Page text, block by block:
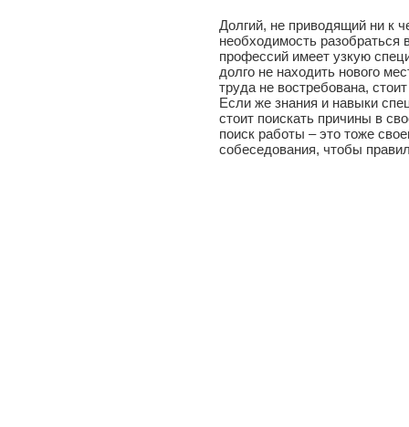
Долгий, не приводящий ни к
необходимость
профессий имеет узкую
долго не находить нового
труда не востребована,
Если же знания и навыки
стоит поискать причины в
поиск работы – это тоже
собеседования, чтобы